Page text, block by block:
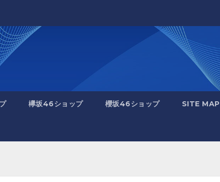
欅坂46ショップ 櫻坂46ショップ SITE MAP